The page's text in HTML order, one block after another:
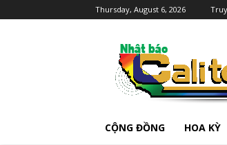
Thursday, August 6, 2026
CỘNG ĐỒNG HOA KỲ